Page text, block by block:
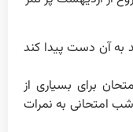
به آن دست پیدا کند
برای بسیاری از
امتحانی به نمرات